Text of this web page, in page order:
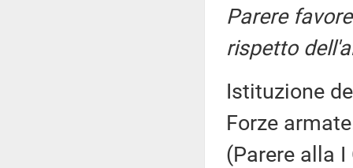
Parere
rispetto
Istituzione
Forze
(Parere alla